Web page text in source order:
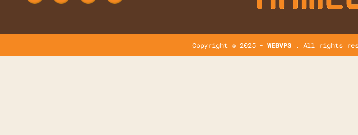
Copyright © 2025 - WEBVPS . All rights